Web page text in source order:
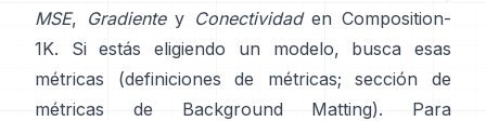
MSE, Gradientey Conectividaden Composition-
1K. Si estás eligiendo un modelo, busca esas
métricas
(definiciones de métricas;
sección de
métricas de Background Matting). Para